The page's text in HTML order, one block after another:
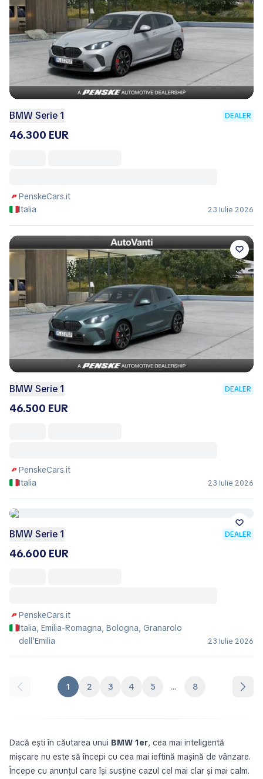
BMW Serie 1 DEALER
46.300 EUR
PenskeCars.it
Italia
23 Iulie 2026
BMW Serie 1 DEALER
46.500 EUR
PenskeCars.it
Italia
23 Iulie 2026
BMW Serie 1 DEALER
46.600 EUR
PenskeCars.it
Italia, Emilia-Romagna, Bologna, Granarolo
dell'Emilia
23 Iulie 2026
1 2 3 4 5 ... 8
Dacă ești în căutarea unui BMW 1er, cea mai inteligentă
mișcare nu este să începi cu cea mai ieftină mașină de vânzare.
Începe cu anunțul care își susține cazul cel mai clar și mai calm.